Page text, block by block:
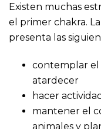
Existen muchas
el primer chakra.
presenta las
contemplar el
atardecer
hacer
mantener el
animales y